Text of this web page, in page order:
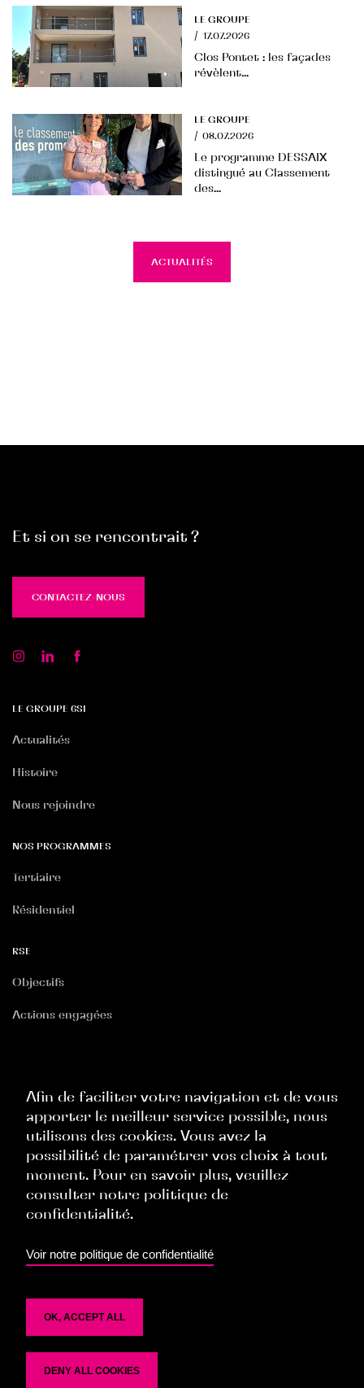
LE GROUPE
/ 17.07.2026
Clos Pontet : les façades
révèlent...
LE GROUPE
/ 08.07.2026
Le programme DESSAIX
distingué au Classement
des...
ACTUALITÉS
Et si on se rencontrait ?
CONTACTEZ-NOUS
LE GROUPE 6SI
Actualités
Histoire
Nous rejoindre
NOS PROGRAMMES
Tertiaire
Résidentiel
RSE
Objectifs
Actions engagées
Politique Commerciale
Politique Ressources Humaines
Afin de faciliter votre navigation et de vous
apporter le meilleur service possible, nous
utilisons des cookies. Vous avez la
possibilité de paramétrer vos choix à tout
moment. Pour en savoir plus, veuillez
consulter notre politique de
confidentialité.
OK, ACCEPT ALL
DENY ALL COOKIES
Voir notre politique de confidentialité